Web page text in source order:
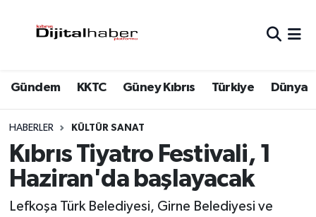
Gündem KKTC Güney Kıbrıs Türkiye Dünya
HABERLER KÜLTÜR SANAT
Kıbrıs Tiyatro Festivali, 1
Haziran'da başlayacak
Lefkoşa Türk Belediyesi, Girne Belediyesi ve
Trafik Durumu
Süper Lig Puan Durumu ve Fikstür
Tüm Manşetler